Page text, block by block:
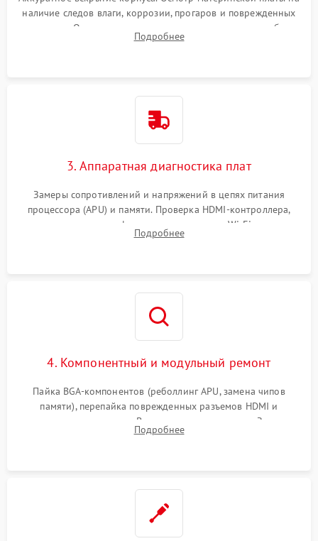
наличие следов влаги, коррозии, прогаров и поврежденных
элементов. Оценка состояния системы охлаждения, турбины
кулера и степени загрязнения радиатора пылью.
Подробнее
3. Аппаратная диагностика плат
Замеры сопротивлений и напряжений в цепях питания
процессора (APU) и памяти. Проверка HDMI-контроллера,
микросхем флеш-памяти и модуля Wi-Fi
Подробнее
4. Компонентный и модульный ремонт
Пайка BGA-компонентов (реболлинг APU, замена чипов
памяти), перепайка поврежденных разъемов HDMI и
контроллеров питания. Восстановление дорожек. Замена
неисправного жесткого диска, SSD или лазерной головки
Подробнее